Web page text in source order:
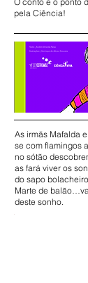
pela Ciência!
As irmãs Mafalda
se com flamingos
no sótão
as fará viver os
do sapo
Marte de
deste sonho.